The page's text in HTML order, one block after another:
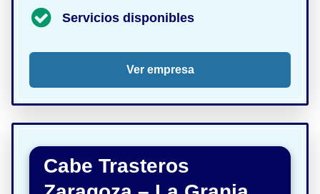
Servicios disponibles
Ver empresa
Cabe Trasteros